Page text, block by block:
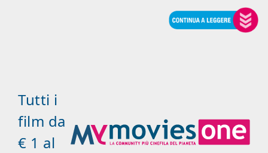
Tutti i
film da
€ 1 al